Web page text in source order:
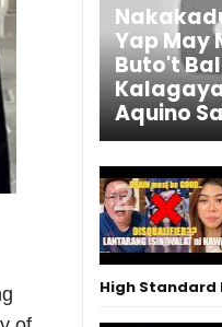
Yap May
Buto't
Aquino
High Standard